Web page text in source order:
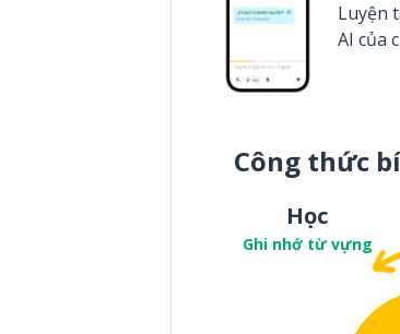
Luyện
AI của
Công thức
Học
Ghi nhớ từ vựng